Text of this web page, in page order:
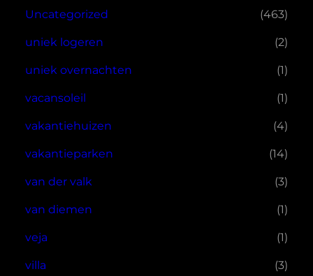
Uncategorized (463)
uniek logeren (2)
uniek overnachten (1)
vacansoleil (1)
vakantiehuizen (4)
vakantieparken (14)
van der valk (3)
van diemen (1)
veja (1)
villa (3)